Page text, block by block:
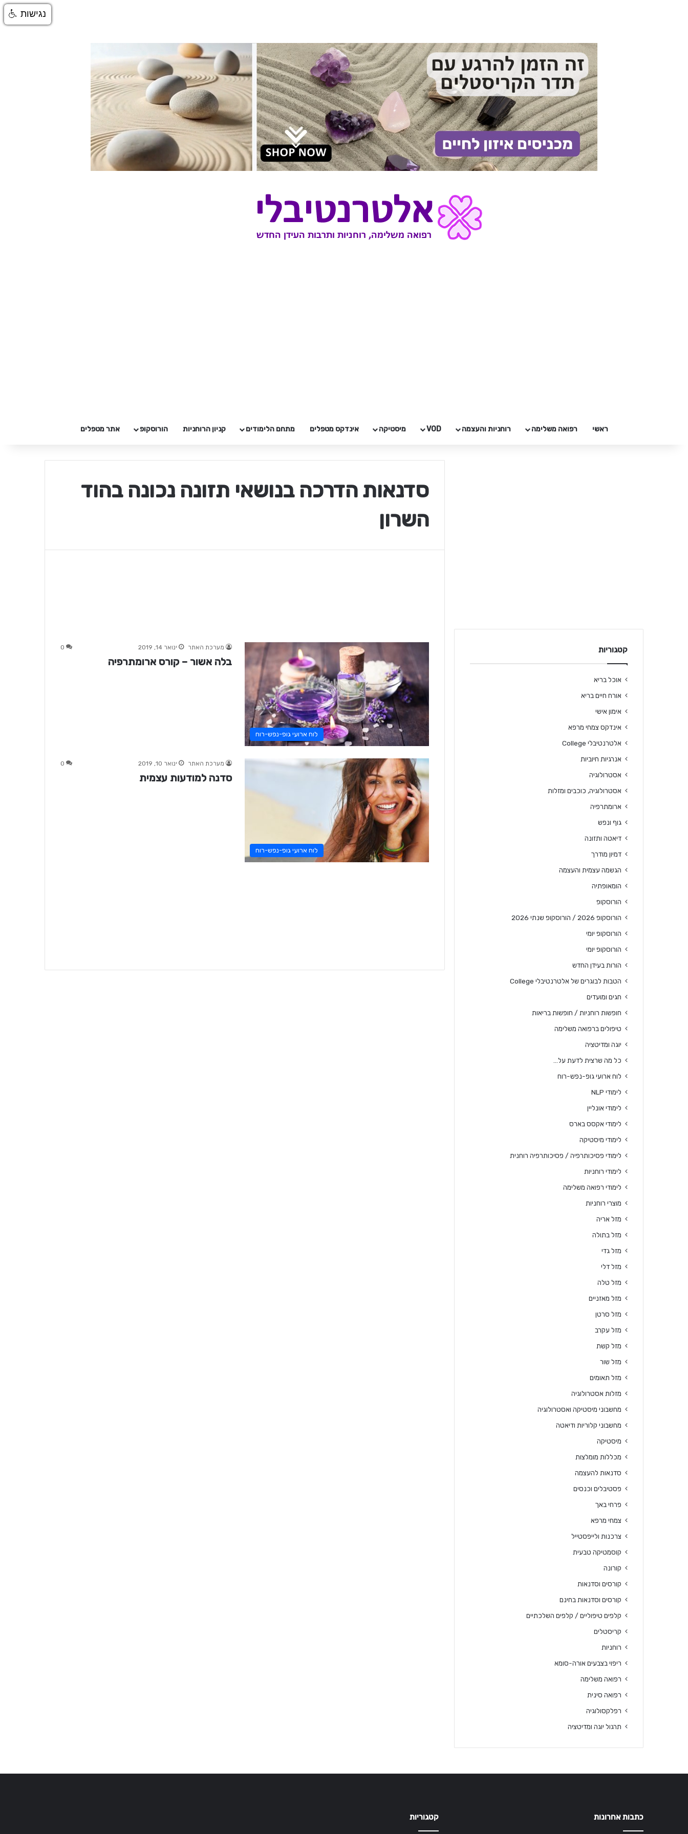
ראשי רפואה משלימה רוחניות והעצמה VOD מיסטיקה אינדקס מטפלים מתחם הלימודים קניון הרוחניות הורוסקופ אתר מטפלים
סדנאות הדרכה בנושאי תזונה נכונה בהוד
השרון
לוח ארועי גופ-נפש-רוח
מערכת האתר ינואר 14, 2019 0
בלה אשור – קורס ארומתרפיה
לוח ארועי גופ-נפש-רוח
מערכת האתר ינואר 10, 2019 0
סדנה למודעות עצמית
קטגוריות
אוכל בריא
אורח חיים בריא
אימון אישי
אינדקס צמחי מרפא
אלטרנטיבלי College
אנרגיות חיוביות
אסטרולוגיה
אסטרולוגיה, כוכבים ומזלות
ארומתרפיה
גוף ונפש
דיאטה ותזונה
דמיון מודרך
הגשמה עצמית והעצמה
הומאופתיה
הורוסקופ
הורוסקופ 2026 / הורוסקופ שנתי 2026
הורוסקופ יומי
הורוסקופ יומי
הורות בעידן החדש
הטבות לבוגרים של אלטרנטיבלי College
חגים ומועדים
חופשות רוחניות / חופשות בריאות
טיפולים ברפואה משלימה
יוגה ומדיטציה
כל מה שרצית לדעת על…
לוח ארועי גופ-נפש-רוח
לימודי NLP
לימודי אונליין
לימודי אקסס בארס
לימודי מיסטיקה
לימודי פסיכותרפיה / פסיכותרפיה רוחנית
לימודי רוחניות
לימודי רפואה משלימה
מוצרי רוחניות
מזל אריה
מזל בתולה
מזל גדי
מזל דלי
מזל טלה
מזל מאזניים
מזל סרטן
מזל עקרב
מזל קשת
מזל שור
מזל תאומים
מזלות אסטרולוגיה
מחשבוני מיסטיקה ואסטרולוגיה
מחשבוני קלוריות ודיאטה
מיסטיקה
מכללות מומלצות
סדנאות להעצמה
פסטיבלים וכנסים
פרחי באך
צמחי מרפא
צרכנות ולייפסטייל
קוסמטיקה טבעית
קורונה
קורסים וסדנאות
קורסים וסדנאות בחינם
קלפים טיפוליים / קלפים השלכתיים
קריסטלים
רוחניות
ריפוי בצבעים אורה-סומא
רפואה משלימה
רפואה סינית
רפלקסולוגיה
תרגול יוגה ומדיטציה
כתבות אחרונות קטגוריות
נגישות